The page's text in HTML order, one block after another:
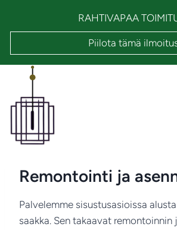
RAHTIVAPAA
Piilota tämä
Remontointi ja
Palvelemme sisustusasioissa
saakka. Sen takaavat remontoinnin